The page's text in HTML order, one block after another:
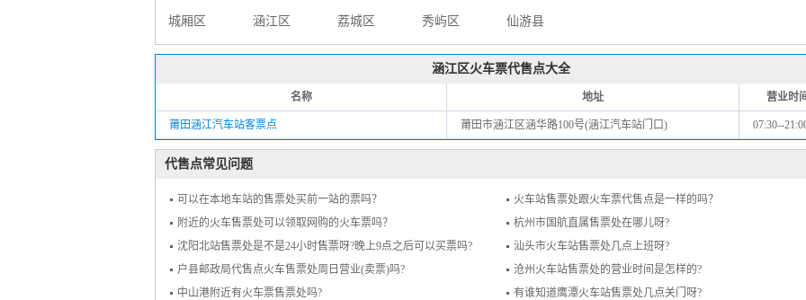
城厢区 涵江区 荔城区 秀屿区 仙游县
涵江区火车票代售点大全
名称 地址 营业时
莆田涵江汽车站客票点 莆田市涵江区涵华路100号(涵江汽车站门口) 07:30--
代售点常见问题
可以在本地车站的售票处买前一站的票吗？
火车站售票处跟火车票代售点是一样的吗？
附近的火车售票处可以领取网购的火车票吗？
杭州市国航直属售票处在哪儿呀?
沈阳北站售票处是不是24小时售票呀?晚上9点之后可以买票吗?
汕头市火车站售票处几点上班呀?
户县邮政局代售点火车售票处周日营业(卖票)吗?
沧州火车站售票处的营业时间是怎样的?
中山港附近有火车票售票处吗?
有谁知道鹰潭火车站售票处几点关门呀?